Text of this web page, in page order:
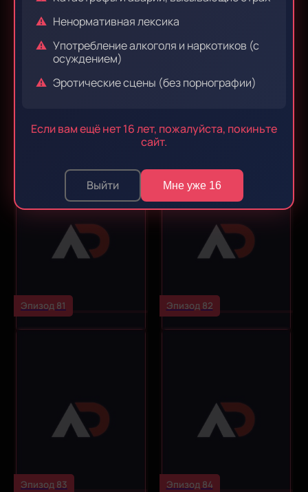
Ненормативная лексика
Употребление алкоголя и наркотиков (с
осуждением)
Эротические сцены (без порнографии)
Если вам ещё нет 16 лет, пожалуйста, покиньте
сайт.
Выйти Мне уже 16
Эпизод 79 Эпизод 80
Эпизод 81 Эпизод 82
Эпизод 83 Эпизод 84